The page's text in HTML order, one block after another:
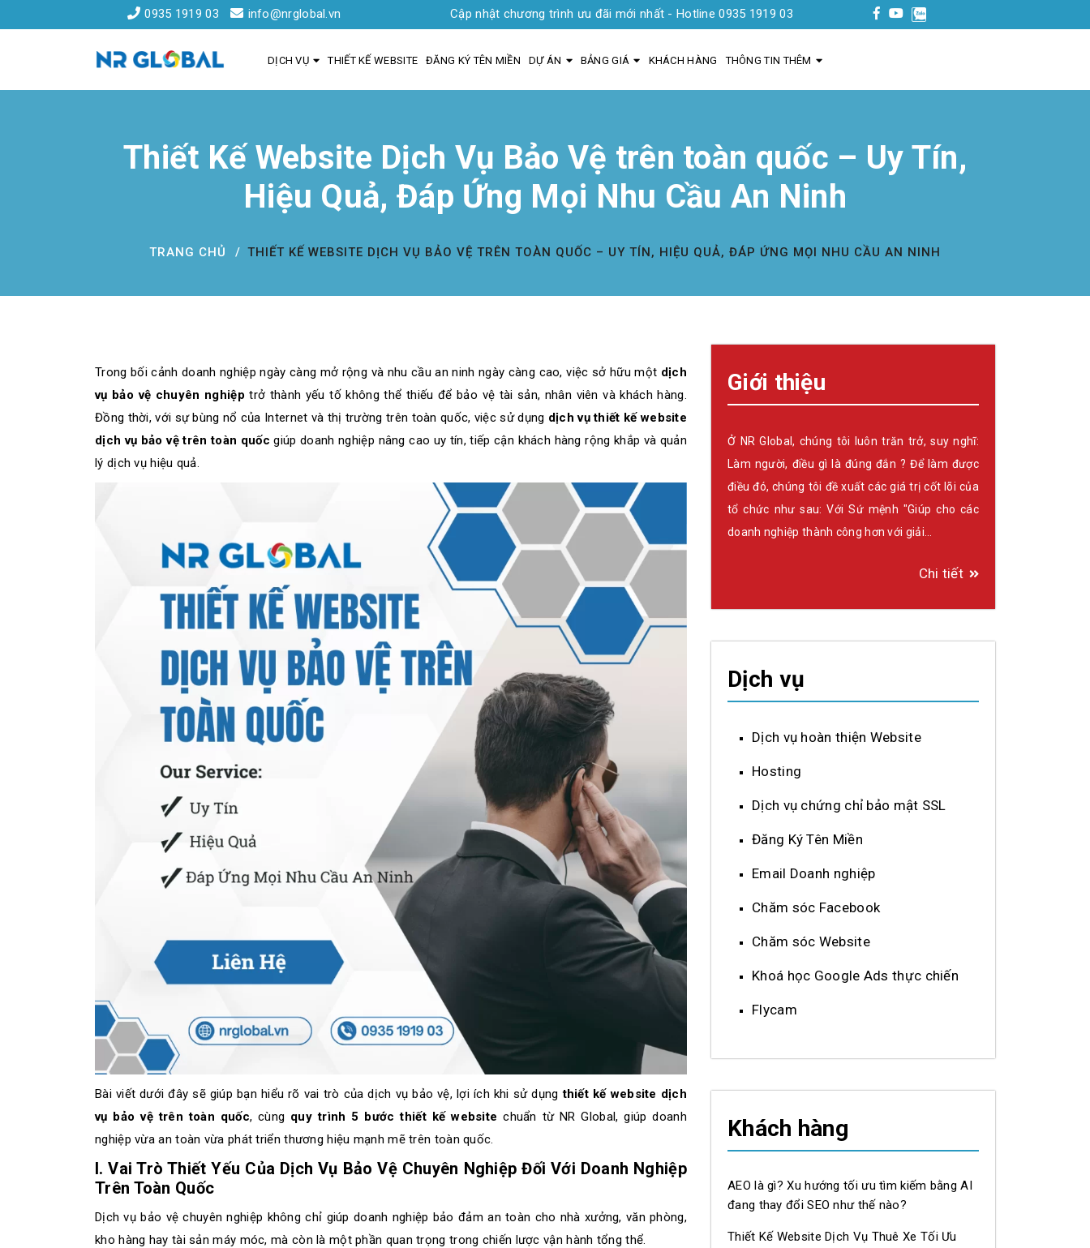
0935 1919 03 info@nrglobal.vn Cập nhật chương trình ưu đãi mới nhất - Hotline 0935 1919 03
DỊCH VỤ THIẾT KẾ WEBSITE ĐĂNG KÝ TÊN MIỀN DỰ ÁN BẢNG GIÁ KHÁCH HÀNG THÔNG TIN THÊM
Dịch Vụ Thiết Kế Website Đà Nẵng
Thiết Kế Website Dịch Vụ Bảo Vệ trên toàn quốc – Uy Tín,
Hiệu Quả, Đáp Ứng Mọi Nhu Cầu An Ninh
TRANG CHỦ THIẾT KẾ WEBSITE DỊCH VỤ BẢO VỆ TRÊN TOÀN QUỐC – UY TÍN, HIỆU QUẢ, ĐÁP ỨNG MỌI NHU CẦU AN NINH
Trong bối cảnh doanh nghiệp ngày càng mở rộng và nhu cầu an ninh ngày càng cao, việc sở hữu một dịch
vụ bảo vệ chuyên nghiệp trở thành yếu tố không thể thiếu để bảo vệ tài sản, nhân viên và khách hàng.
Đồng thời, với sự bùng nổ của Internet và thị trường trên toàn quốc, việc sử dụng dịch vụ thiết kế website
dịch vụ bảo vệ trên toàn quốc giúp doanh nghiệp nâng cao uy tín, tiếp cận khách hàng rộng khắp và quản
lý dịch vụ hiệu quả.
Bài viết dưới đây sẽ giúp bạn hiểu rõ vai trò của dịch vụ bảo vệ, lợi ích khi sử dụngthiết kế website dịch
vụ bảo vệ trên toàn quốc, cùng quy trình 5 bước thiết kế website chuẩn từ NR Global, giúp doanh
nghiệp vừa an toàn vừa phát triển thương hiệu mạnh mẽ trên toàn quốc.
I. Vai Trò Thiết Yếu Của Dịch Vụ Bảo Vệ Chuyên Nghiệp Đối Với Doanh Nghiệp
Trên Toàn Quốc
Dịch vụ bảo vệ chuyên nghiệp không chỉ giúp doanh nghiệp bảo đảm an toàn cho nhà xưởng, văn phòng,
kho hàng hay tài sản máy móc, mà còn là một phần quan trọng trong chiến lược vận hành tổng thể.
Giới thiệu
Ở NR Global, chúng tôi luôn trăn trở, suy nghĩ:
Làm người, điều gì là đúng đắn ? Để làm được
điều đó, chúng tôi đề xuất các giá trị cốt lõi của
tổ chức như sau: Với Sứ mệnh "Giúp cho các
doanh nghiệp thành công hơn với giải…
Chi tiết
Dịch vụ
Dịch vụ hoàn thiện Website
Hosting
Dịch vụ chứng chỉ bảo mật SSL
Đăng Ký Tên Miền
Email Doanh nghiệp
Chăm sóc Facebook
Chăm sóc Website
Khoá học Google Ads thực chiến
Flycam
Khách hàng
AEO là gì? Xu hướng tối ưu tìm kiếm bằng AI
đang thay đổi SEO như thế nào?
Thiết Kế Website Dịch Vụ Thuê Xe Tối Ưu